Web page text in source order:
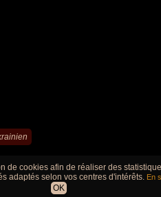
de cookies afin de réaliser des
adaptés selon vos centres d'intérêts. En
OK